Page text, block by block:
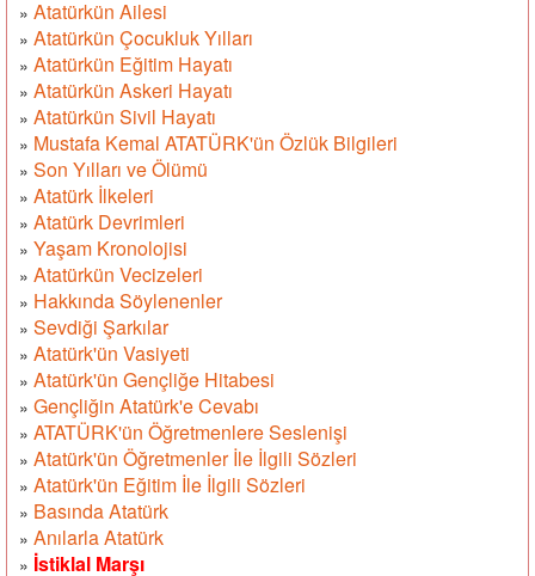
» Atatürkün Ailesi
» Atatürkün Çocukluk Yılları
» Atatürkün Eğitim Hayatı
» Atatürkün Askeri Hayatı
» Atatürkün Sivil Hayatı
» Mustafa Kemal ATATÜRK'ün Özlük Bilgileri
» Son Yılları ve Ölümü
» Atatürk İlkeleri
» Atatürk Devrimleri
» Yaşam Kronolojisi
» Atatürkün Vecizeleri
» Hakkında Söylenenler
» Sevdiği Şarkılar
» Atatürk'ün Vasiyeti
» Atatürk'ün Gençliğe Hitabesi
» Gençliğin Atatürk'e Cevabı
» ATATÜRK'ün Öğretmenlere Seslenişi
» Atatürk'ün Öğretmenler İle İlgili Sözleri
» Atatürk'ün Eğitim İle İlgili Sözleri
» Basında Atatürk
» Anılarla Atatürk
» İstiklal Marşı